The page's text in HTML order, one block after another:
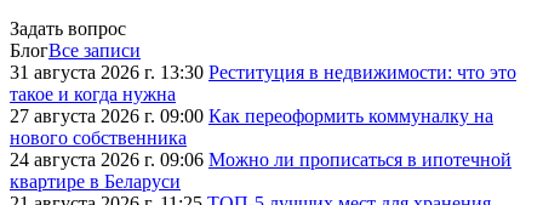
Задать вопрос
БлогВсе записи
31 августа 2026 г. 13:30 Реституция в недвижимости: что это
такое и когда нужна
27 августа 2026 г. 09:00 Как переоформить коммуналку на
нового собственника
24 августа 2026 г. 09:06 Можно ли прописаться в ипотечной
квартире в Беларуси